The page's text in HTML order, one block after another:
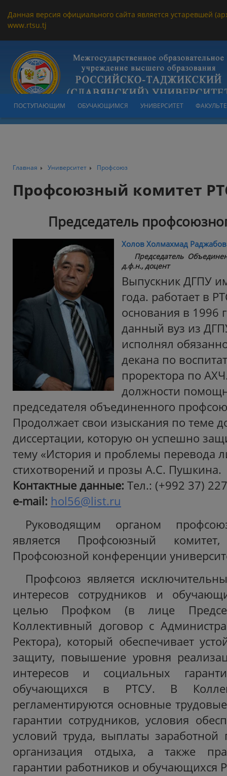
Данная версия официального сайта является устаревшей
www.rtsu.tj
ПОСТУПАЮЩИМ ОБУЧАЮЩИМСЯ УНИВЕРСИТЕТ
Главная Университет Профсоюз
Профсоюзный комитет
Председатель
Холов Холмахмад
Председатель
д.ф.н., доцент
Выпускник ДГПУ
года. работает в
основания в 1996
данный вуз из
исполнял
декана по
проректора по
должности
председателя объединенного
Продолжает свои изыскания по теме
диссертации, которую он успешно
тему «История и проблемы перевода
стихотворений и прозы А.С. Пушкина.
Контактные данные: Тел.: (+992 37)
e-mail: hol56@list.ru
Руководящим органом
является Профсоюзный
Профсоюзной конференции
Профсоюз является
интересов сотрудников и
целью Профком (в лице
Коллективный договор с
Ректора), который обеспечивает
защиту, повышение уровня
интересов и социальных
обучающихся в РТСУ. В
регламентируются основные
гарантии сотрудников, условия
условий труда, выплаты
организация отдыха, а также
гарантии работников и обучающихся